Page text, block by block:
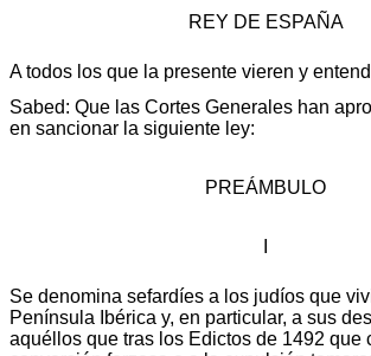
REY DE ESPAÑA
A todos los que la presente vieren y
Sabed: Que las Cortes Generales han
en sancionar la siguiente ley:
PREÁMBULO
Se denomina sefardíes a los judíos que
Península Ibérica y, en particular, a sus
aquéllos que tras los Edictos de 1492 que